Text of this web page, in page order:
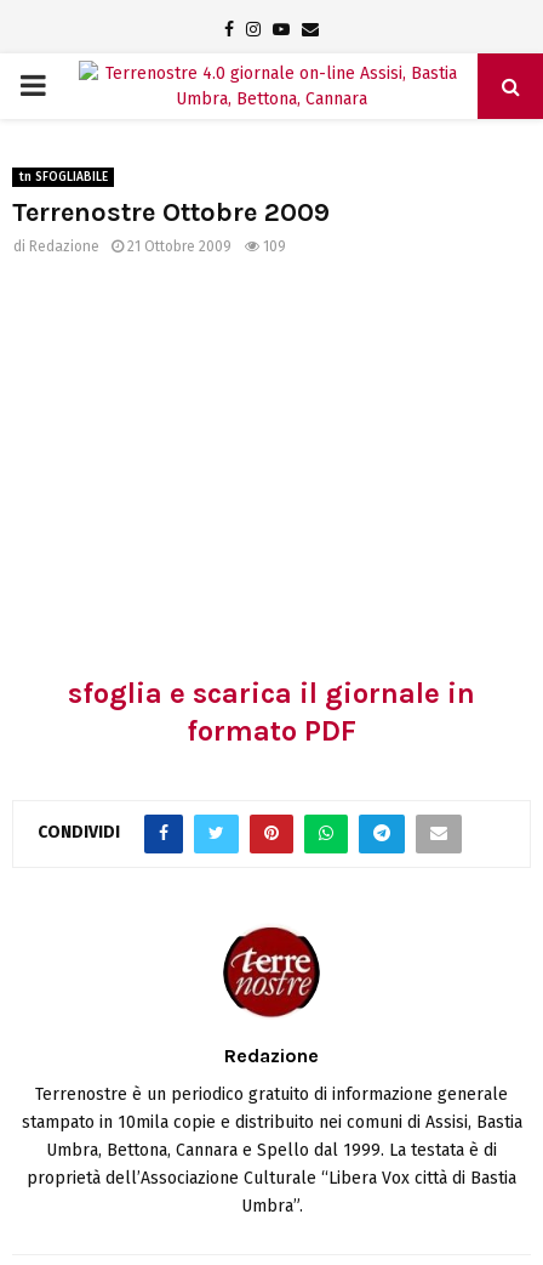
Facebook
Instagram
Youtube
Email
PRIMARY
tn SFOGLIABILE
Terrenostre Ottobre 2009
di Redazione 21 Ottobre 2009 109
sfoglia e scarica il giornale in
formato PDF
CONDIVIDI
Redazione
Terrenostre è un periodico gratuito di informazione generale
stampato in 10mila copie e distribuito nei comuni di Assisi, Bastia
Umbra, Bettona, Cannara e Spello dal 1999. La testata è di
proprietà dell’Associazione Culturale “Libera Vox città di Bastia
Umbra”.